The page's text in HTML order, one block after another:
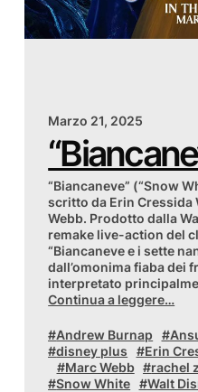
Marzo 21, 2025
“Biancaneve” (“Snow
scritto da Erin
Webb. Prodotto dalla
remake live-action del
“Biancaneve e i sette
dall’omonima fiaba dei
interpretato
Continua a leggere…
Andrew Burnap
disney plus
Erin
Marc Webb
rachel
Snow White
Walt